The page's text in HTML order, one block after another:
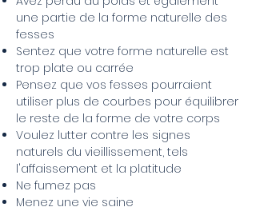
une partie de la forme naturelle des
fesses
Sentez que votre forme naturelle est
trop plate ou carrée
Pensez que vos fesses pourraient
utiliser plus de courbes pour équilibrer
le reste de la forme de votre corps
Voulez lutter contre les signes
naturels du vieillissement, tels
l'affaissement et la platitude
Ne fumez pas
Menez une vie saine